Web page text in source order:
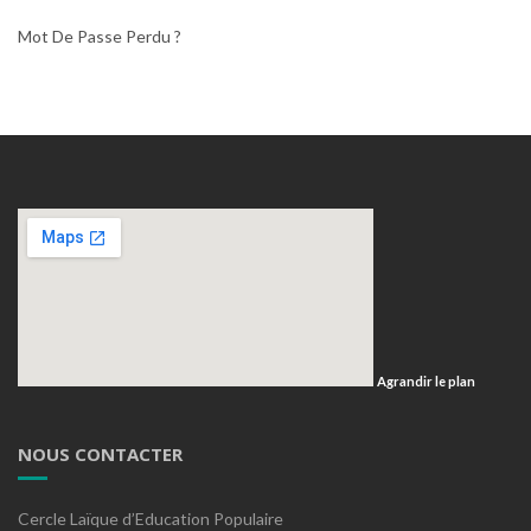
Mot De Passe Perdu ?
Agrandir le plan
NOUS CONTACTER
Cercle Laïque d’Education Populaire